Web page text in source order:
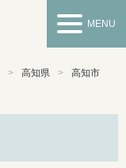
MENU
高知県 高知市